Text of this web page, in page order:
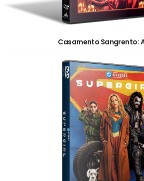
Casamento Sangrento: